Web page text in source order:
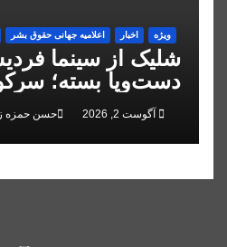
ویژه اخبار اعلاميه جهانی حقوق بشر
شلیک از سینما
دست‌وپا بسته؛
ملی در البرز
آگوست 2, 2026 حسن حمزه